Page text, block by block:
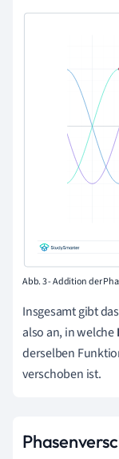
Abb. 3 - Addition der
Insgesamt gibt das
also an, in welche
derselben
verschoben ist.